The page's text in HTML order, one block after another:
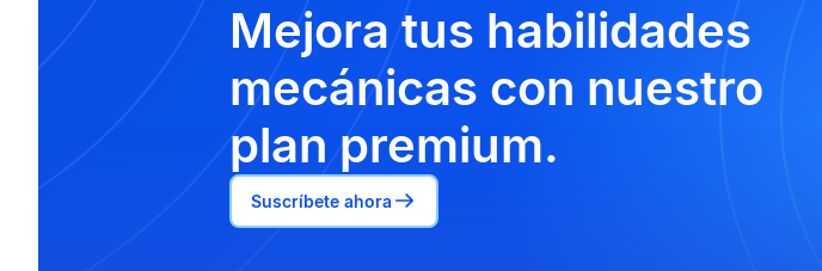
Mejora tus habilidades
mecánicas con nuestro
plan premium.
Suscríbete ahora